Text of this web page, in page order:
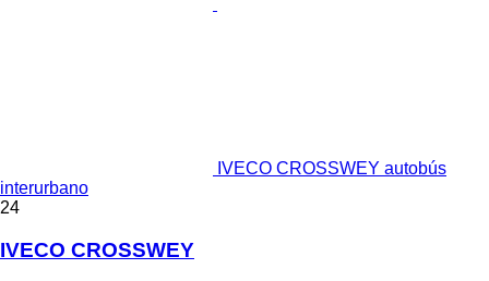
IVECO CROSSWEY autobús
interurbano
24
IVECO CROSSWEY